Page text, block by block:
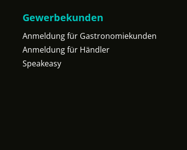
Gewerbekunden
Anmeldung für Gastronomiekunden
Anmeldung für Händler
Speakeasy